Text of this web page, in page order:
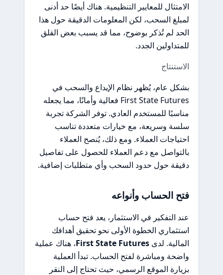
الامتثال للمعايير التنظيمية. هناك أيضًا حد أدنى
لمبلغ السحب، لكن المعلومات الدقيقة حول هذا
الحد لم تُذكر بوضوح، مما قد يسبب بعض القلق
للمتداولين الجدد.
الاستنتاج
بشكل عام، يُظهر نظام الإيداع والسحب في
First State Futures فعالية وأمانًا، مما يجعله
مناسبًا للمستخدم العادي. توفر الشركة تجربة
سلسة وسريعة، مع خيارات متعددة تناسب
احتياجات العملاء. ومع ذلك، يُنصح العملاء
بالتواصل مع دعم العملاء للحصول على تفاصيل
دقيقة حول حدود السحب وأي متطلبات إضافية.
فتح الحساب وأنواعه
عند التفكير في الاستثمار، يعد فتح حساب
استثماري الخطوة الأولى نحو تحقيق أهدافك
المالية. لدىFirst State Futures، هناك عملية
واضحة ومباشرة لفتح الحساب. تبدأ العملية
بزيارة الموقع الرسمي، حيث تحتاج إلى النقر